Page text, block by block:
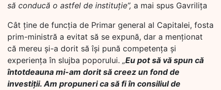
să conducă o astfel de instituție”, a mai spus Gavrilița
Cât ține de funcția de Primar general al Capitalei, fosta
prim-ministră a evitat să se expună, dar a menționat
că mereu și-a dorit să își pună competența și
experiența în slujba poporului. „Eu pot să vă spun că
întotdeauna mi-am dorit să creez un fond de
investiții. Am propuneri ca să fi în consiliul de